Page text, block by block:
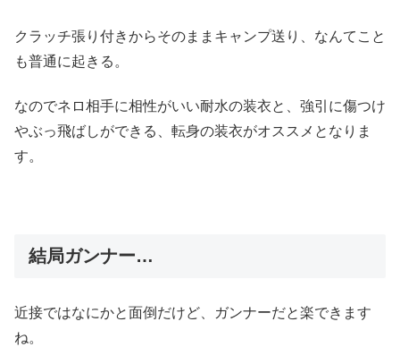
クラッチ張り付きからそのままキャンプ送り、なんてこと
も普通に起きる。
なのでネロ相手に相性がいい耐水の装衣と、強引に傷つけ
やぶっ飛ばしができる、転身の装衣がオススメとなりま
す。
結局ガンナー…
近接ではなにかと面倒だけど、ガンナーだと楽できます
ね。